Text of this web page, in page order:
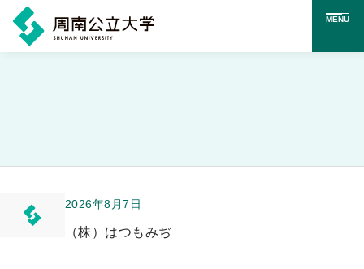
ン
MENU
2026年8月7日
（株）はつもみぢ